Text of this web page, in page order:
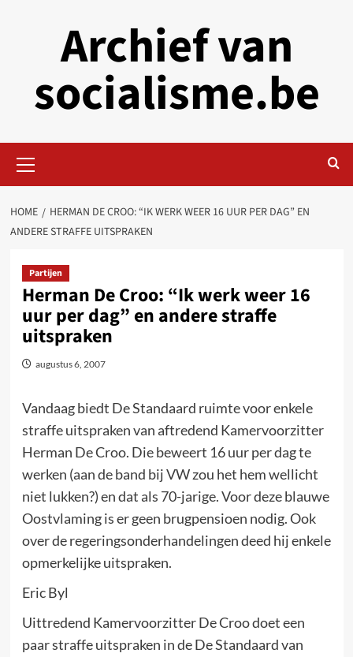
Archief van
socialisme.be
Menu
HOME
HERMAN DE CROO: “IK WERK WEER 16 UUR PER DAG” EN
ANDERE STRAFFE UITSPRAKEN
Partijen
Herman De Croo: “Ik werk weer 16
uur per dag” en andere straffe
uitspraken
augustus 6, 2007
Vandaag biedt De Standaard ruimte voor enkele
straffe uitspraken van aftredend Kamervoorzitter
Herman De Croo. Die beweert 16 uur per dag te
werken (aan de band bij VW zou het hem wellicht
niet lukken?) en dat als 70-jarige. Voor deze blauwe
Oostvlaming is er geen brugpensioen nodig. Ook
over de regeringsonderhandelingen deed hij enkele
opmerkelijke uitspraken.
Eric Byl
Uittredend Kamervoorzitter De Croo doet een
paar straffe uitspraken in de De Standaard van